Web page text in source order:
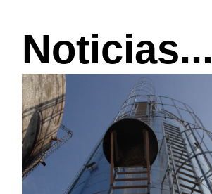
Noticias...